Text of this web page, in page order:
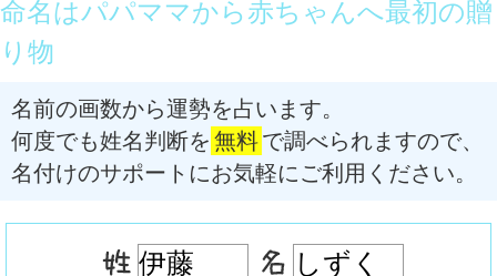
命名はパパママから赤ちゃんへ最初の贈
り物
名前の画数から運勢を占います。
何度でも姓名判断を 無料で調べられますので、
名付けのサポートにお気軽にご利用ください。